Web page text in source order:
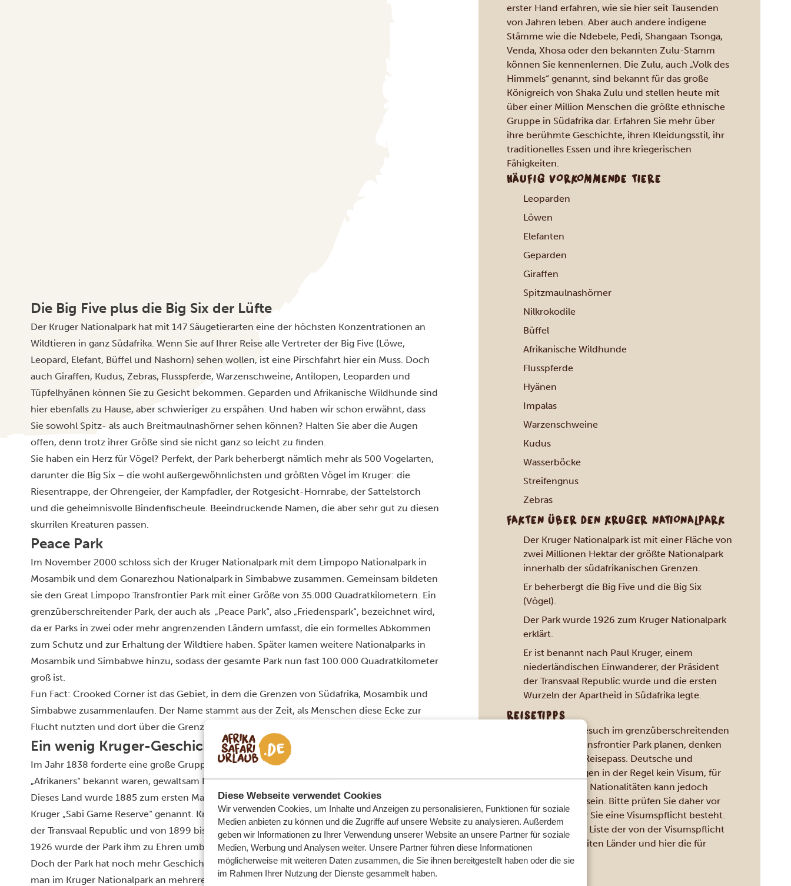
Diese Webseite verwendet Cookies
Wir verwenden Cookies, um Inhalte und Anzeigen zu personalisieren, Funktionen für soziale
Medien anbieten zu können und die Zugriffe auf unsere Website zu analysieren. Außerdem
geben wir Informationen zu Ihrer Verwendung unserer Website an unsere Partner für soziale
Medien, Werbung und Analysen weiter. Unsere Partner führen diese Informationen
möglicherweise mit weiteren Daten zusammen, die Sie ihnen bereitgestellt haben oder die sie
im Rahmen Ihrer Nutzung der Dienste gesammelt haben.
Die Big Five plus die Big Six der Lüfte
Der Kruger Nationalpark hat mit 147 Säugetierarten eine der höchsten Konzentrationen an
Wildtieren in ganz Südafrika. Wenn Sie auf Ihrer Reise alle Vertreter der Big Five (Löwe,
Leopard, Elefant, Büffel und Nashorn) sehen wollen, ist eine Pirschfahrt hier ein Muss. Doch
auch Giraffen, Kudus, Zebras, Flusspferde, Warzenschweine, Antilopen, Leoparden und
Tüpfelhyänen können Sie zu Gesicht bekommen. Geparden und Afrikanische Wildhunde sind
hier ebenfalls zu Hause, aber schwieriger zu erspähen. Und haben wir schon erwähnt, dass
Sie sowohl Spitz- als auch Breitmaulnashörner sehen können? Halten Sie aber die Augen
offen, denn trotz ihrer Größe sind sie nicht ganz so leicht zu finden.
Sie haben ein Herz für Vögel? Perfekt, der Park beherbergt nämlich mehr als 500 Vogelarten,
darunter die Big Six – die wohl außergewöhnlichsten und größten Vögel im Kruger: die
Riesentrappe, der Ohrengeier, der Kampfadler, der Rotgesicht-Hornrabe, der Sattelstorch
und die geheimnisvolle Bindenfischeule. Beeindruckende Namen, die aber sehr gut zu diesen
skurrilen Kreaturen passen.
Peace Park
Im November 2000 schloss sich der Kruger Nationalpark mit dem Limpopo Nationalpark in
Mosambik und dem Gonarezhou Nationalpark in Simbabwe zusammen. Gemeinsam bildeten
sie den Great Limpopo Transfrontier Park mit einer Größe von 35.000 Quadratkilometern. Ein
grenzüberschreitender Park, der auch als „Peace Park“, also „Friedenspark“, bezeichnet wird,
da er Parks in zwei oder mehr angrenzenden Ländern umfasst, die ein formelles Abkommen
zum Schutz und zur Erhaltung der Wildtiere haben. Später kamen weitere Nationalparks in
Mosambik und Simbabwe hinzu, sodass der gesamte Park nun fast 100.000 Quadratkilometer
groß ist.
Fun Fact: Crooked Corner ist das Gebiet, in dem die Grenzen von Südafrika, Mosambik und
Simbabwe zusammenlaufen. Der Name stammt aus der Zeit, als Menschen diese Ecke zur
Flucht nutzten und dort über die Grenze sprangen.
Ein wenig Kruger-Geschichte
Im Jahr 1838 forderte eine große Gruppe niederländischer Siedler, die als „Buren“ oder
„Afrikaners“ bekannt waren, gewaltsam Land ein, das sie dann Transvaal Republic nannten.
Dieses Land wurde 1885 zum ersten Mal als Wildreservat vorgeschlagen und später von Paul
Kruger „Sabi Game Reserve“ genannt. Kruger war die prominenteste politische Persönlichkeit
der Transvaal Republic und von 1899 bis 1902 der Präsident der Partei. Er verstarb 1904 und
1926 wurde der Park ihm zu Ehren umbenannt.
Doch der Park hat noch mehr Geschichte zu bieten. Mit Afrika als Wiege der Menschheit kann
man im Kruger Nationalpark an mehreren Orten Spuren alter menschlicher Siedlungen oder
erster Hand erfahren, wie sie hier seit Tausenden
von Jahren leben. Aber auch andere indigene
Stämme wie die Ndebele, Pedi, Shangaan Tsonga,
Venda, Xhosa oder den bekannten Zulu-Stamm
können Sie kennenlernen. Die Zulu, auch „Volk des
Himmels“ genannt, sind bekannt für das große
Königreich von Shaka Zulu und stellen heute mit
über einer Million Menschen die größte ethnische
Gruppe in Südafrika dar. Erfahren Sie mehr über
ihre berühmte Geschichte, ihren Kleidungsstil, ihr
traditionelles Essen und ihre kriegerischen
Fähigkeiten.
HÄUFIG VORKOMMENDE TIERE
Leoparden
Löwen
Elefanten
Geparden
Giraffen
Spitzmaulnashörner
Nilkrokodile
Büffel
Afrikanische Wildhunde
Flusspferde
Hyänen
Impalas
Warzenschweine
Kudus
Wasserböcke
Streifengnus
Zebras
FAKTEN ÜBER DEN KRUGER NATIONALPARK
Der Kruger Nationalpark ist mit einer Fläche von
zwei Millionen Hektar der größte Nationalpark
innerhalb der südafrikanischen Grenzen.
Er beherbergt die Big Five und die Big Six
(Vögel).
Der Park wurde 1926 zum Kruger Nationalpark
erklärt.
Er ist benannt nach Paul Kruger, einem
niederländischen Einwanderer, der Präsident
der Transvaal Republic wurde und die ersten
Wurzeln der Apartheid in Südafrika legte.
REISETIPPS
Wenn Sie einen Besuch im grenzüberschreitenden
Great Limpopo Transfrontier Park planen, denken
Sie bitte an Ihren Reisepass. Deutsche und
Schweizer benötigen in der Regel kein Visum, für
bestimmte andere Nationalitäten kann jedoch
eines erforderlich sein. Bitte prüfen Sie daher vor
Reiseantritt, ob für Sie eine Visumspflicht besteht.
Hier finden Sie die Liste der von der Visumspflicht
fürSüdafrika
befreiten Länder und hier die für
Mosambik.